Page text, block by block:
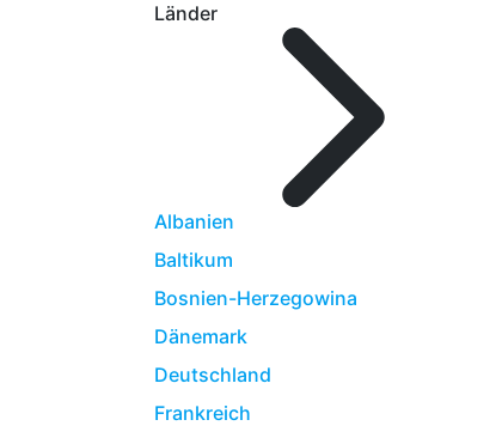
Länder
Albanien
Baltikum
Bosnien-Herzegowina
Dänemark
Deutschland
Frankreich